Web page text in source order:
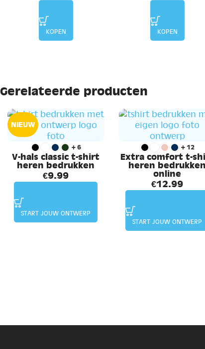
KOPEN KOPEN
Gerelateerde producten
NIEUW
+6
V-hals classic t-shirt
heren bedrukken
€9.99
START JOUW ONTWERP
+12
Extra comfort t-
heren bedrukken
online
€12.99
START JOUW ONTWERP